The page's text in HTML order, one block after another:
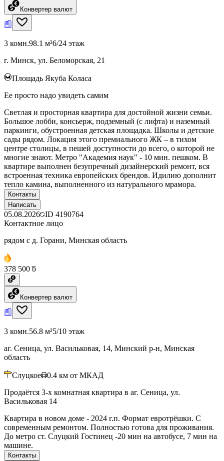
Конвертер валют
3 комн.98.1 м²6/24 этаж
г. Минск, ул. Беломорская, 21
Площадь Якуба Коласа
Ее просто надо увидеть самим
Светлая и просторная квартира для достойной жизни семьи.
Большое лобби, консьерж, подземный (с лифта) и наземный
паркинги, обустроенная детская площадка. Школы и детские
сады рядом. Локация этого премиального ЖК – в тихом
центре столицы, в пешей доступности до всего, о которой не
многие знают. Метро "Академия наук" - 10 мин. пешком. В
квартире выполнен безупречный дизайнерский ремонт, вся
встроенная техника европейских брендов. Идилию дополнит
тепло камина, выполненного из натурального мрамора.
Контакты
Написать
05.08.2026 ID 4190764
Контактное лицо
рядом с д. Горани, Минская область
378 500 ƃ
Конвертер валют
3 комн.56.8 м²5/10 этаж
аг. Сеница, ул. Васильковая, 14, Минский р-н, Минская
область
Слуцкое 0.4 км от МКАД
Продаётся 3-х комнатная квартира в аг. Сеница, ул.
Васильковая 14
Квартира в новом доме - 2024 г.п. Формат евротрёшки. С
современным ремонтом. Полностью готова для проживания.
До метро ст. Слуцкий Гостинец -20 мин на автобусе, 7 мин на
машине.
Контакты